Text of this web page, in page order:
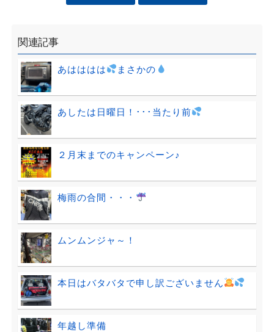
関連記事
あはははは まさかの
あしたは日曜日！･･･当たり前
２月末までのキャンペーン♪
梅雨の合間・・・
ムンムンジャ～！
本日はバタバタで申し訳ございません
年越し準備